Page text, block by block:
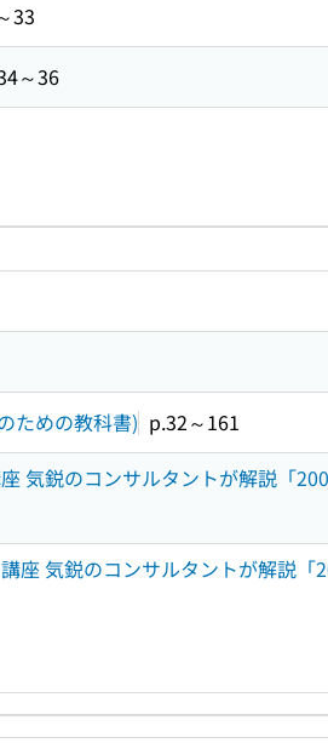
33
～36
ための教科書) p.32～161
気鋭のコンサルタントが解説「
座 気鋭のコンサルタントが解説「